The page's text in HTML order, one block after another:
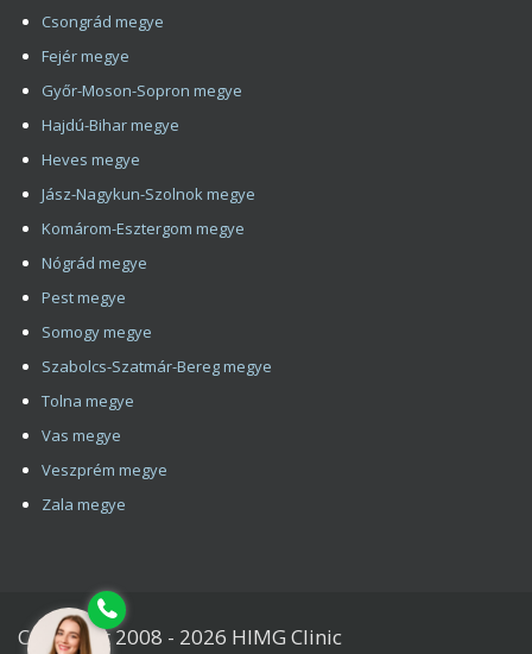
Tájékoztatjuk, hogy a honlap felhasználói élményének fokozása
érdekében sütiket alkalmazunk. A honlapunk használatával Ön a
tájékoztatásunkat tudomásul veszi.
Csongrád megye
Fejér megye
Győr-Moson-Sopron megye
Hajdú-Bihar megye
Heves megye
Jász-Nagykun-Szolnok megye
Komárom-Esztergom megye
Nógrád megye
Pest megye
Somogy megye
Szabolcs-Szatmár-Bereg megye
Tolna megye
Vas megye
Veszprém megye
Zala megye
Copyright 2008 - 2026 HIMG Clinic